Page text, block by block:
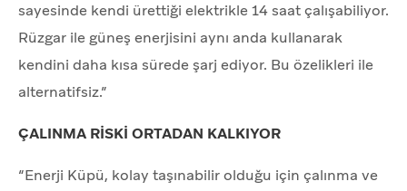
sayesinde kendi ürettiği elektrikle 14 saat çalışabiliyor.
Rüzgar ile güneş enerjisini aynı anda kullanarak
kendini daha kısa sürede şarj ediyor. Bu özelikleri ile
alternatifsiz.”
ÇALINMA RİSKİ ORTADAN KALKIYOR
“Enerji Küpü, kolay taşınabilir olduğu için çalınma ve